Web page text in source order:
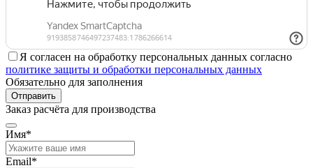
Я согласен на обработку персональных данных согласно
политике защиты и обработки персональных данных
Обязательно для заполнения
Отправить
Заказ расчёта для производства
Имя*
Email*